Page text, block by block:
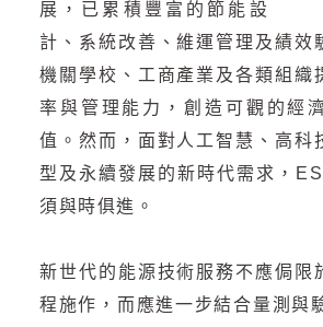
展，已累積豐富的節能設
計、系統改善、維運管理及績效
機關學校、工商產業及各類組織
率與管理能力，創造可觀的經
值。然而，面對人工智慧、高科
型及永續發展的新時代需求，
須與時俱進。
新世代的能源技術服務不應侷限
程施作，而應進一步結合量測與